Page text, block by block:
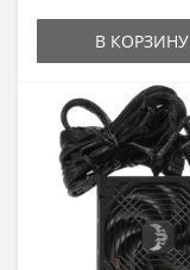
В КОРЗИНУ